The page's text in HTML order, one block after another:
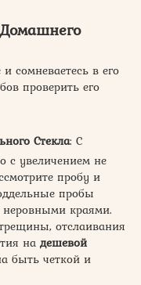
сомневаетесь в его
проверить его
Стекла: С
увеличением не
пробу и
пробы
краями.
отслаивания
на дешевой
быть четкой и